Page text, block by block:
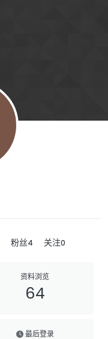
粉丝4 关注0
资料浏览
64
最后登录